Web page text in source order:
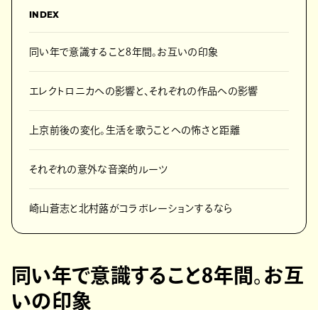
INDEX
同い年で意識すること8年間。お互いの印象
エレクトロニカへの影響と、それぞれの作品への影響
上京前後の変化。生活を歌うことへの怖さと距離
それぞれの意外な音楽的ルーツ
崎山蒼志と北村蕗がコラボレーションするなら
同い年で意識すること8年間。お互
いの印象